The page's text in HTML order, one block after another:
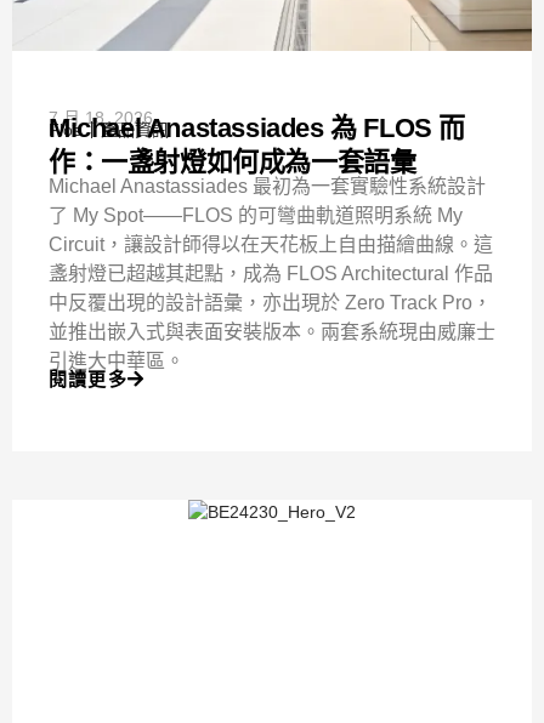
7 月 18, 2026
Flos 產品資訊
Michael Anastassiades 為 FLOS 而
作：一盞射燈如何成為一套語彙
Michael Anastassiades 最初為一套實驗性系統設計
了 My Spot——FLOS 的可彎曲軌道照明系統 My
Circuit，讓設計師得以在天花板上自由描繪曲線。這
盞射燈已超越其起點，成為 FLOS Architectural 作品
中反覆出現的設計語彙，亦出現於 Zero Track Pro，
並推出嵌入式與表面安裝版本。兩套系統現由威廉士
引進大中華區。
閱讀更多